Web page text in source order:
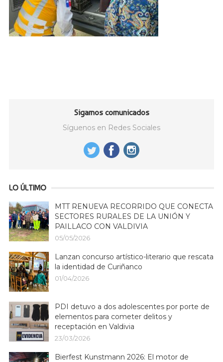
Sigamos comunicados
Síguenos en Redes Sociales
LO ÚLTIMO
MTT RENUEVA RECORRIDO QUE CONECTA
SECTORES RURALES DE LA UNIÓN Y
PAILLACO CON VALDIVIA
05/05/2026
Lanzan concurso artístico-literario que rescata
la identidad de Curiñanco
01/04/2026
PDI detuvo a dos adolescentes por porte de
elementos para cometer delitos y
receptación en Valdivia
23/03/2026
Bierfest Kunstmann 2026: El motor de